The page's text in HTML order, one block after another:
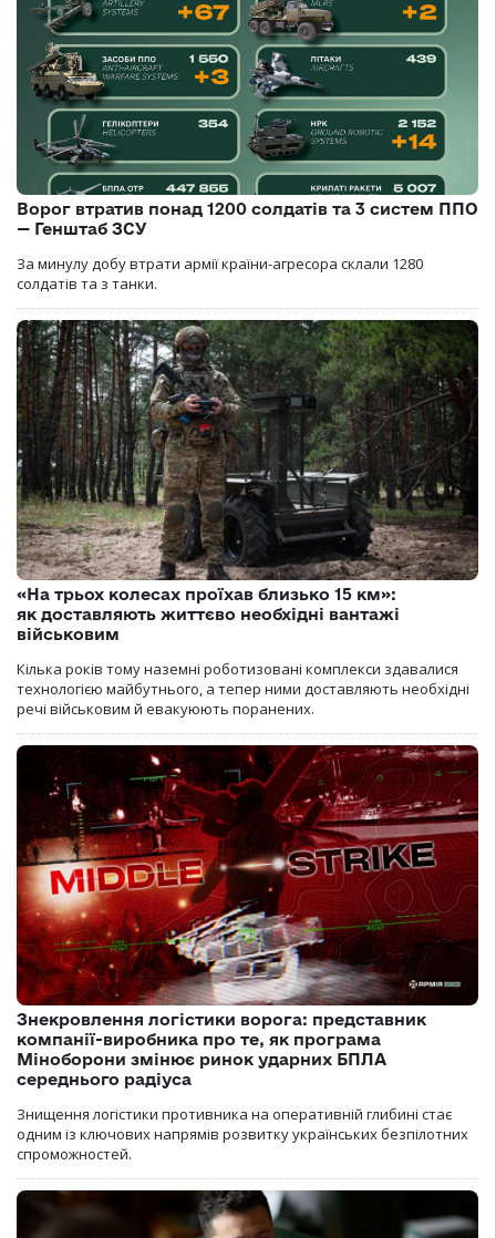
Ворог втратив понад 1200 солдатів та 3 систем ППО
— Генштаб ЗСУ
За минулу добу втрати армії країни-агресора склали 1280
солдатів та з танки.
«На трьох колесах проїхав близько 15 км»:
як доставляють життєво необхідні вантажі
військовим
Кілька років тому наземні роботизовані комплекси здавалися
технологією майбутнього, а тепер ними доставляють необхідні
речі військовим й евакуюють поранених.
Знекровлення логістики ворога: представник
компанії-виробника про те, як програма
Міноборони змінює ринок ударних БПЛА
середнього радіуса
Знищення логістики противника на оперативній глибині стає
одним із ключових напрямів розвитку українських безпілотних
спроможностей.